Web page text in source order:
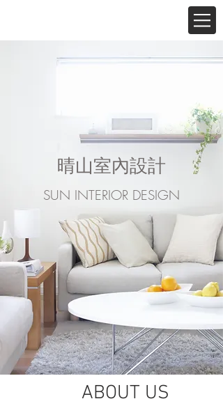
晴山室內設計
SUN INTERIOR DESIGN
ABOUT US